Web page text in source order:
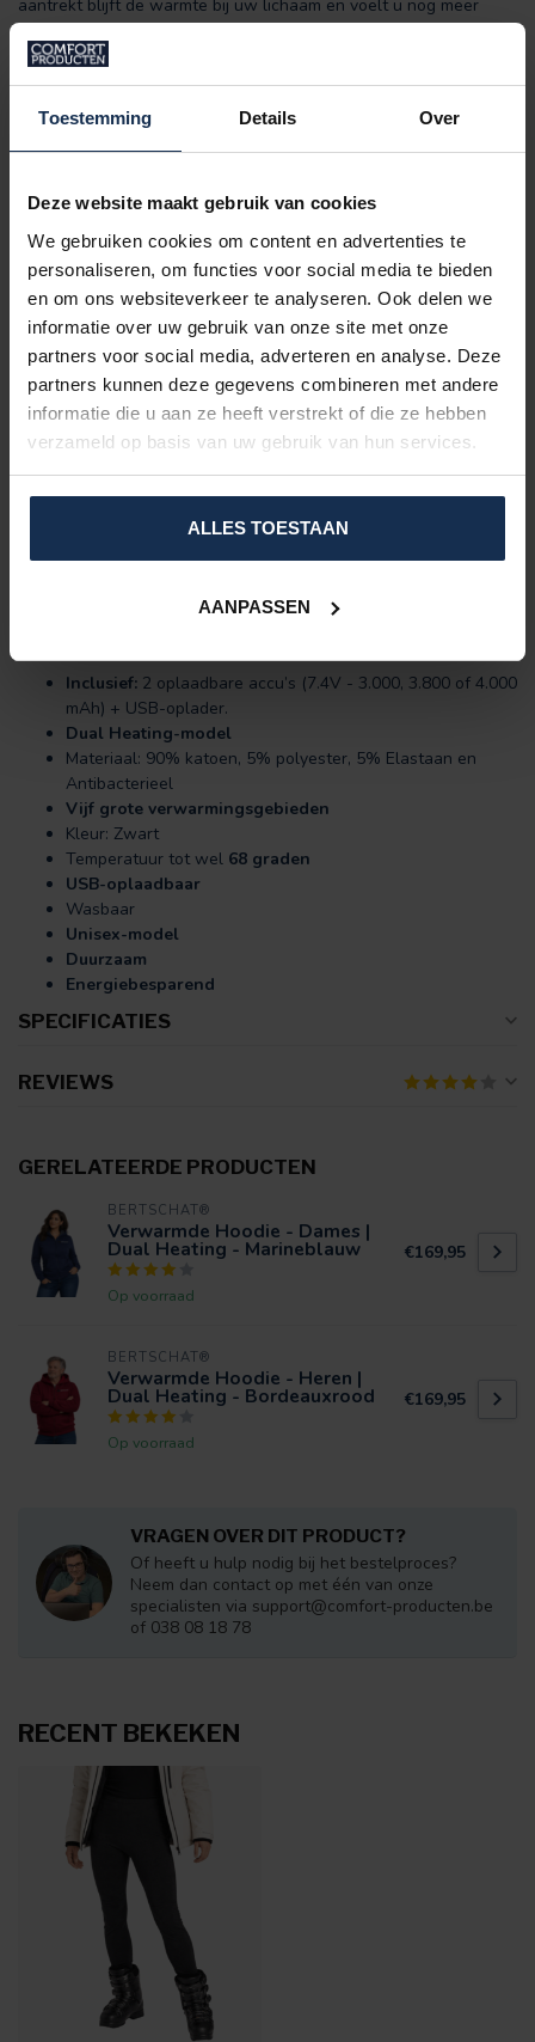
Toestemming Details Over
Deze website maakt gebruik van cookies
We gebruiken cookies om content en advertenties te
personaliseren, om functies voor social media te bieden
en om ons websiteverkeer te analyseren. Ook delen we
informatie over uw gebruik van onze site met onze
partners voor social media, adverteren en analyse. Deze
partners kunnen deze gegevens combineren met andere
informatie die u aan ze heeft verstrekt of die ze hebben
verzameld op basis van uw gebruik van hun services.
ALLES TOESTAAN
AANPASSEN
aantrekt blijft de warmte bij uw lichaam en voelt u nog meer
warmte.
De broek met verwarming wordt veel gebruikt door
(winter)sporters, wandelaars, buiten en binnen werkzaamheden
fijne onderlaag waarover een broek gedragen wordt. De broek is
willen zetten en lokaal willen verwarmen waar dat nodig is. De
broek is te vergelijken met thermo-ondergoed, maar dan met
verwarming.
U kunt uw set compleet maken met het verwarmde shirt. Deze
set vindt u onder ‘gerelateerde producten’.
Wist u dat:
Met het dragen van verwarmde kleding binnenshuis de
thermostaat lager kunt zetten? U hoeft hierdoor niet meer de
Verwarmd Vest
Inclusief: 2 oplaadbare accu’s (7.4V - 3.000, 3.800 of 4.000
mAh) + USB-oplader.
Dual Heating-model
Materiaal: 90% katoen, 5% polyester, 5% Elastaan en
Antibacterieel
Vijf grote verwarmingsgebieden
Kleur: Zwart
Temperatuur tot wel 68 graden
USB-oplaadbaar
Wasbaar
Unisex-model
Duurzaam
Energiebesparend
SPECIFICATIES
REVIEWS
GERELATEERDE PRODUCTEN
BERTSCHAT®
Verwarmde Hoodie - Dames |
Dual Heating - Marineblauw
Op voorraad
€169,95
BERTSCHAT®
Verwarmde Hoodie - Heren |
Dual Heating - Bordeauxrood
Op voorraad
€169,95
VRAGEN OVER DIT PRODUCT?
Of heeft u hulp nodig bij het bestelproces?
Neem dan contact op met één van onze
specialisten via support@comfort-producten.be
of 038 08 18 78
RECENT BEKEKEN